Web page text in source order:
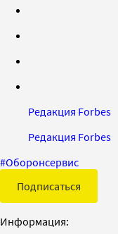
Редакция Forbes
Редакция Forbes
#Оборонсервис
Подписаться
Информация: